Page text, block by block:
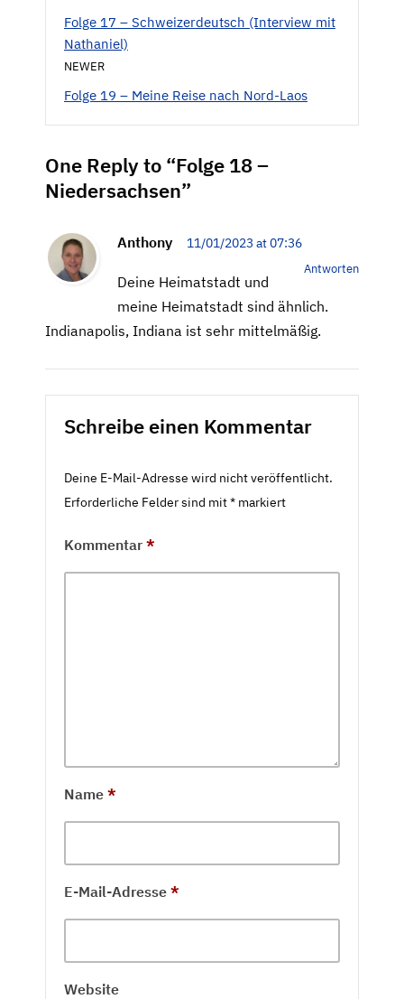
Folge 17 – Schweizerdeutsch (Interview mit
Nathaniel)
NEWER
Folge 19 – Meine Reise nach Nord-Laos
One Reply to “Folge 18 –
Niedersachsen”
Anthony 11/01/2023 at 07:36
Antworten
Deine Heimatstadt und
meine Heimatstadt sind ähnlich.
Indianapolis, Indiana ist sehr mittelmäßig.
Schreibe einen Kommentar
Deine E-Mail-Adresse wird nicht veröffentlicht.
Erforderliche Felder sind mit* markiert
Kommentar *
Name *
E-Mail-Adresse *
Website